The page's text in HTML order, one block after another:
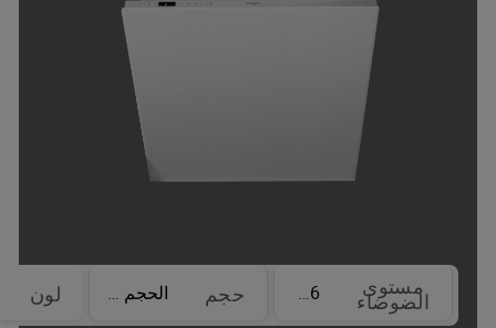
مستوى
الضوضاء 46 dBA حجم الحجم الكامل لون